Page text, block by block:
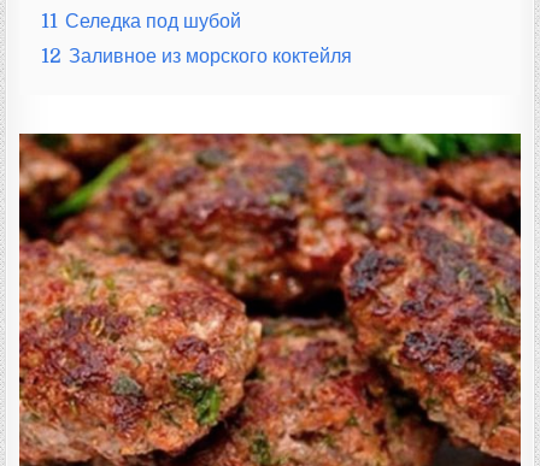
11 Селедка под шубой
12 Заливное из морского коктейля